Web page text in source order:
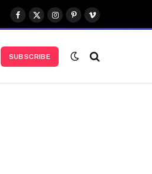
Facebook
X
(Twitter)
Instagram
Pinterest
Vimeo
SUBSCRIBE